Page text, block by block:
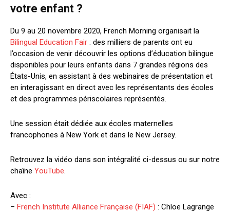
votre enfant ?
Du 9 au 20 novembre 2020, French Morning organisait la
Bilingual Education Fair : des milliers de parents ont eu
l’occasion de venir découvrir les options d’éducation bilingue
disponibles pour leurs enfants dans 7 grandes régions des
États-Unis, en assistant à des webinaires de présentation et
en interagissant en direct avec les représentants des écoles
et des programmes périscolaires représentés.
Une session était dédiée aux écoles maternelles
francophones à New York et dans le New Jersey.
Retrouvez la vidéo dans son intégralité ci-dessus ou sur notre
chaîne YouTube
Avec :
– French Institute Alliance Française (FIAF) : Chloe Lagrange